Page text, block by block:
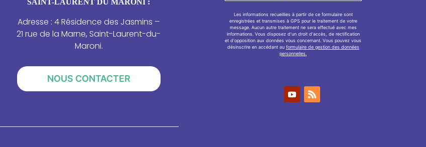
SAINT-LAURENT DU MARONI :
Adresse : 4 Résidence des Jasmins –
21 rue de la Marne, Saint-Laurent-du-
Maroni.
NOUS CONTACTER
Les informations recueillies à partir de ce formulaire sont
enregistrées et transmises à GPS pour le traitement de votre
message. Aucun autre traitement ne sera effectué avec mes
informations. Vous disposez d'un droit d'accès, de rectification
et d'opposition aux données vous concernant. Vous pouvez vous
désinscrire en accédant au formulaire de gestion des données
personnelles.